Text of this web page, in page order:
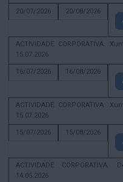
20/07/2026
20/08/2026
ACTIVIDADE CORPORATIVA.
15.07.2026
16/07/2026
16/08/2026
ACTIVIDADE CORPORATIVA.
15.07.2026
15/07/2026
15/08/2026
ACTIVIDADE
14.05.2026